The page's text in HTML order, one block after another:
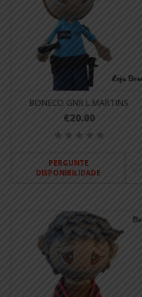
BONECO GNR L.MARTINS
€20.00
PERGUNTE
DISPONIBILIDADE